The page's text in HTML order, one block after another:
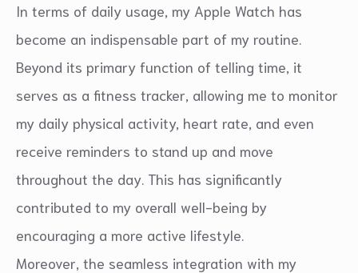
In terms of daily usage, my Apple Watch has
become an indispensable part of my routine.
Beyond its primary function of telling time, it
serves as a fitness tracker, allowing me to monitor
my daily physical activity, heart rate, and even
receive reminders to stand up and move
throughout the day. This has significantly
contributed to my overall well-being by
encouraging a more active lifestyle.
Moreover, the seamless integration with my